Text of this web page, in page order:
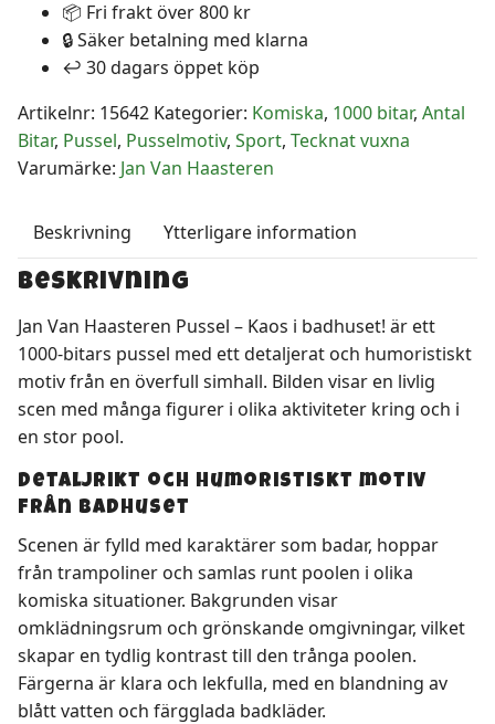
badhuset!
1000
Bitar
📦 Fri frakt över 800 kr
🔒 Säker betalning med klarna
↩️ 30 dagars öppet köp
Artikelnr: 15642 Kategorier: Komiska, 1000 bitar, Antal
Bitar, Pussel, Pusselmotiv, Sport, Tecknat vuxna
Varumärke: Jan Van Haasteren
Beskrivning Ytterligare information
Beskrivning
Jan Van Haasteren Pussel – Kaos i badhuset! är ett
1000-bitars pussel med ett detaljerat och humoristiskt
motiv från en överfull simhall. Bilden visar en livlig
scen med många figurer i olika aktiviteter kring och i
en stor pool.
Detaljrikt och humoristiskt motiv
från badhuset
Scenen är fylld med karaktärer som badar, hoppar
från trampoliner och samlas runt poolen i olika
komiska situationer. Bakgrunden visar
omklädningsrum och grönskande omgivningar, vilket
skapar en tydlig kontrast till den trånga poolen.
Färgerna är klara och lekfulla, med en blandning av
blått vatten och färgglada badkläder.